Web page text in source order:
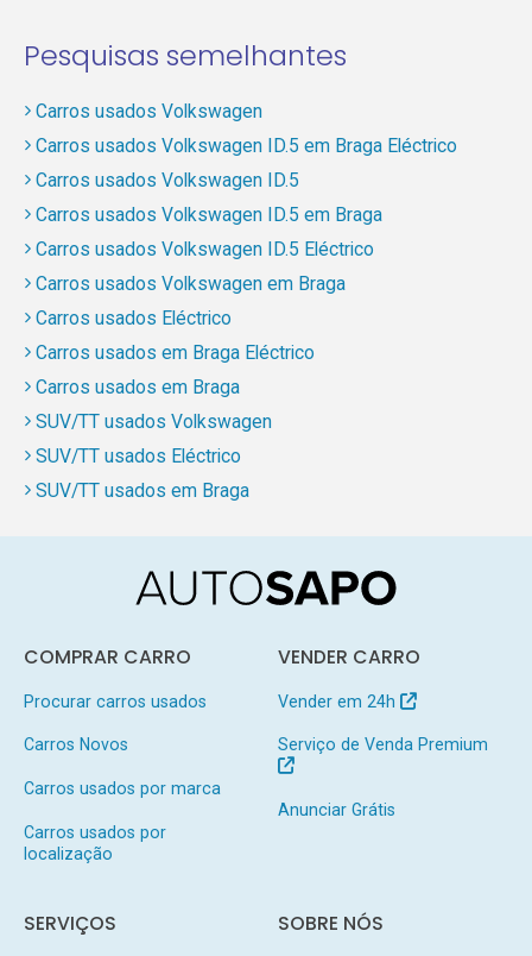
Pesquisas semelhantes
Carros usados Volkswagen
Carros usados Volkswagen ID.5 em Braga Eléctrico
Carros usados Volkswagen ID.5
Carros usados Volkswagen ID.5 em Braga
Carros usados Volkswagen ID.5 Eléctrico
Carros usados Volkswagen em Braga
Carros usados Eléctrico
Carros usados em Braga Eléctrico
Carros usados em Braga
SUV/TT usados Volkswagen
SUV/TT usados Eléctrico
SUV/TT usados em Braga
COMPRAR CARRO
Procurar carros usados
Carros Novos
Carros usados por marca
Carros usados por
localização
VENDER CARRO
Vender em 24h
Serviço de Venda Premium
Anunciar Grátis
SERVIÇOS SOBRE NÓS